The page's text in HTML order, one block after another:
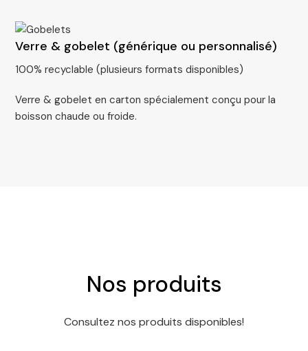
Verre & gobelet (générique ou personnalisé)
100% recyclable (plusieurs formats disponibles)
Verre & gobelet en carton spécialement conçu pour la
boisson chaude ou froide.
Nos produits
Consultez nos produits disponibles!